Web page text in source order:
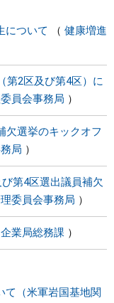
について
健康増進
第2区及び第4区）に
員会事務局
欠選挙のキックオフ
局
第4区選出議員補欠
委員会事務局
企業局総務課
て（米軍岩国基地関